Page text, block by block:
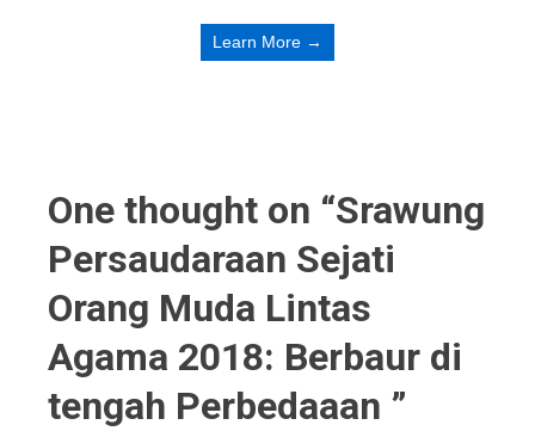
Learn More →
One thought on “Srawung
Persaudaraan Sejati
Orang Muda Lintas
Agama 2018: Berbaur di
tengah Perbedaaan ”